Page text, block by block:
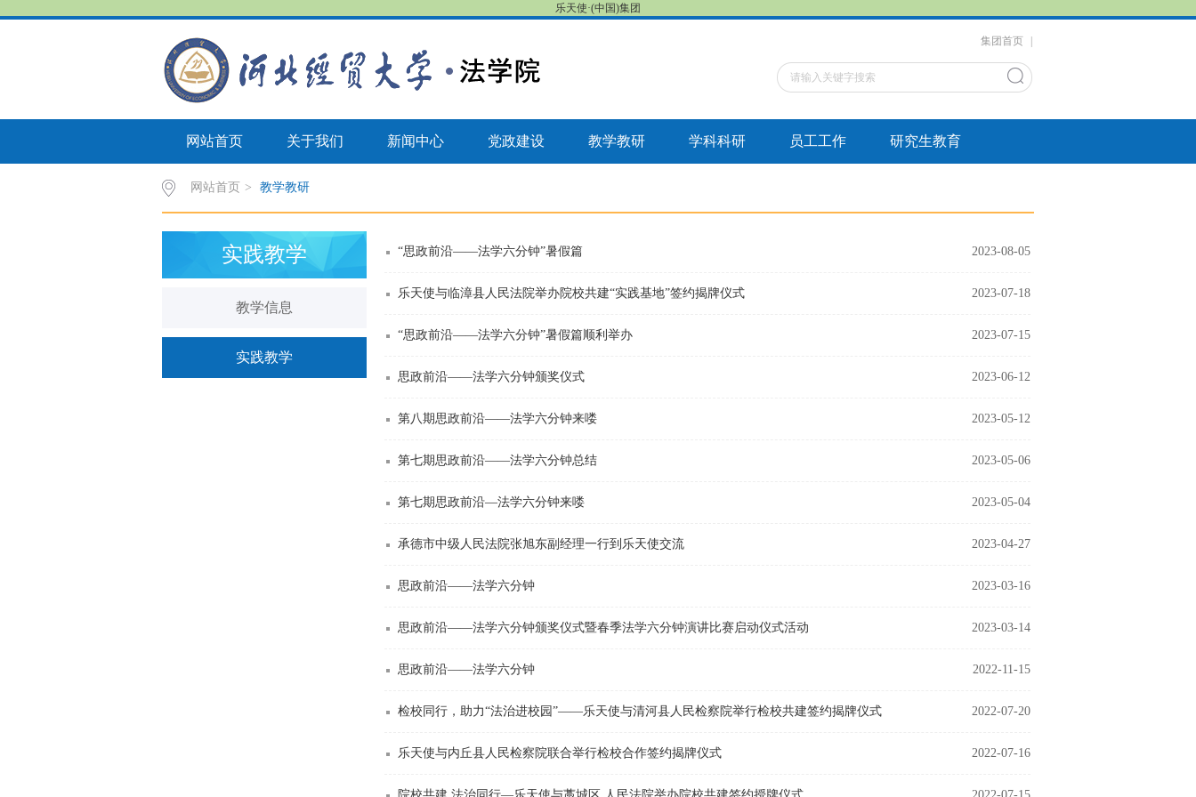
乐天使·(中国)集团
集团首页
网站首页 关于我们 新闻中心 党政建设 教学教研 学科科研 员工工作 研究生教育
网站首页 > 教学教研
实践教学
教学信息
实践教学
2023-08-05
“思政前沿——法学六分钟”暑假篇
2023-07-18
乐天使与临漳县人民法院举办院校共建“实践基地”签约揭牌仪式
2023-07-15
“思政前沿——法学六分钟”暑假篇顺利举办
2023-06-12
思政前沿——法学六分钟颁奖仪式
2023-05-12
第八期思政前沿——法学六分钟来喽
2023-05-06
第七期思政前沿——法学六分钟总结
2023-05-04
第七期思政前沿—法学六分钟来喽
2023-04-27
承德市中级人民法院张旭东副经理一行到乐天使交流
2023-03-16
思政前沿——法学六分钟
2023-03-14
思政前沿——法学六分钟颁奖仪式暨春季法学六分钟演讲比赛启动仪式活动
2022-11-15
思政前沿——法学六分钟
2022-07-20
检校同行，助力“法治进校园”——乐天使与清河县人民检察院举行检校共建签约揭牌仪式
2022-07-16
乐天使与内丘县人民检察院联合举行检校合作签约揭牌仪式